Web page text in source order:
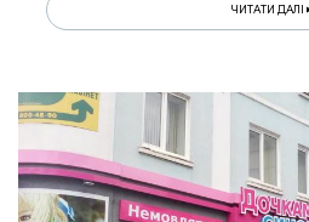
ЧИТАТИ ДАЛІ